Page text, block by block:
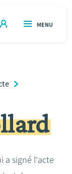
OUVERT
MENU
a signé l'acte